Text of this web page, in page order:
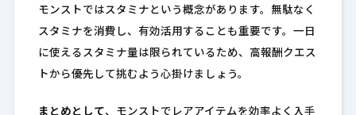
モンストではスタミナという概念があります。無駄なく
スタミナを消費し、有効活用することも重要です。一日
に使えるスタミナ量は限られているため、高報酬クエス
トから優先して挑むよう心掛けましょう。
まとめとして、モンストでレアアイテムを効率よく入手